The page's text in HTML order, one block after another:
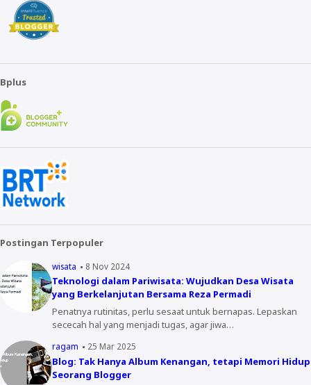
Bplus
Postingan Terpopuler
wisata 8 Nov 2024
Teknologi dalam Pariwisata: Wujudkan Desa Wisata
yang Berkelanjutan Bersama Reza Permadi
Penatnya rutinitas, perlu sesaat untuk bernapas. Lepaskan
sececah hal yang menjadi tugas, agar jiwa…
ragam 25 Mar 2025
Blog: Tak Hanya Album Kenangan, tetapi Memori Hidup
Seorang Blogger